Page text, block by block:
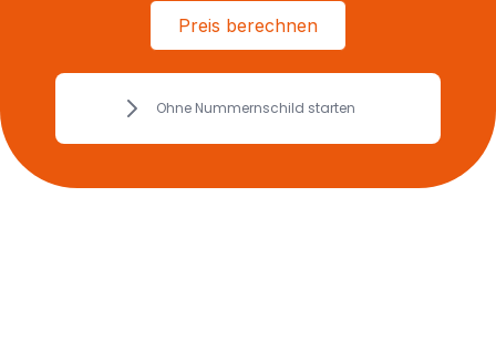
Preis berechnen
Ohne Nummernschild starten